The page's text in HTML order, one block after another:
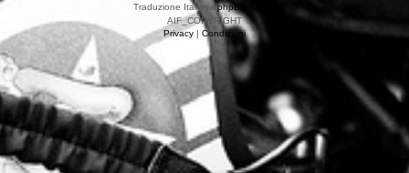
Traduzione ItalianaphpBB-Italia.it
AIF_COPYRIGHT
Privacy | Condizioni